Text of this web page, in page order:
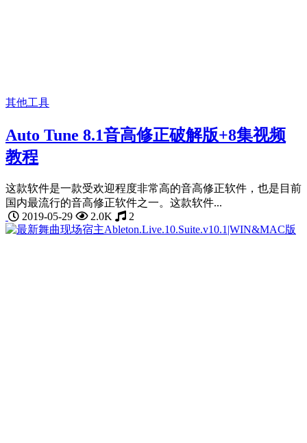
其他工具
Auto Tune 8.1音高修正破解版+8集视频
教程
这款软件是一款受欢迎程度非常高的音高修正软件，也是目前
国内最流行的音高修正软件之一。这款软件...
2019-05-29
2.0K 2